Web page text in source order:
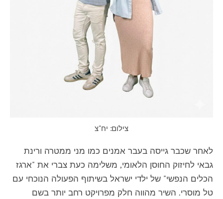
צילום: יח"צ
לאחר שכבר גייסה בעבר אמנים כמו מני ממטרה ורינת
גבאי לחיזוק החוסן הלאומי, משלימה כעת צברי את "ארגז
הכלים הנפשי" של ילדי ישראל בשיתוף הפעולה הנוכחי עם
טל מוסרי. השיר מהווה חלק מפרויקט רחב יותר בשם